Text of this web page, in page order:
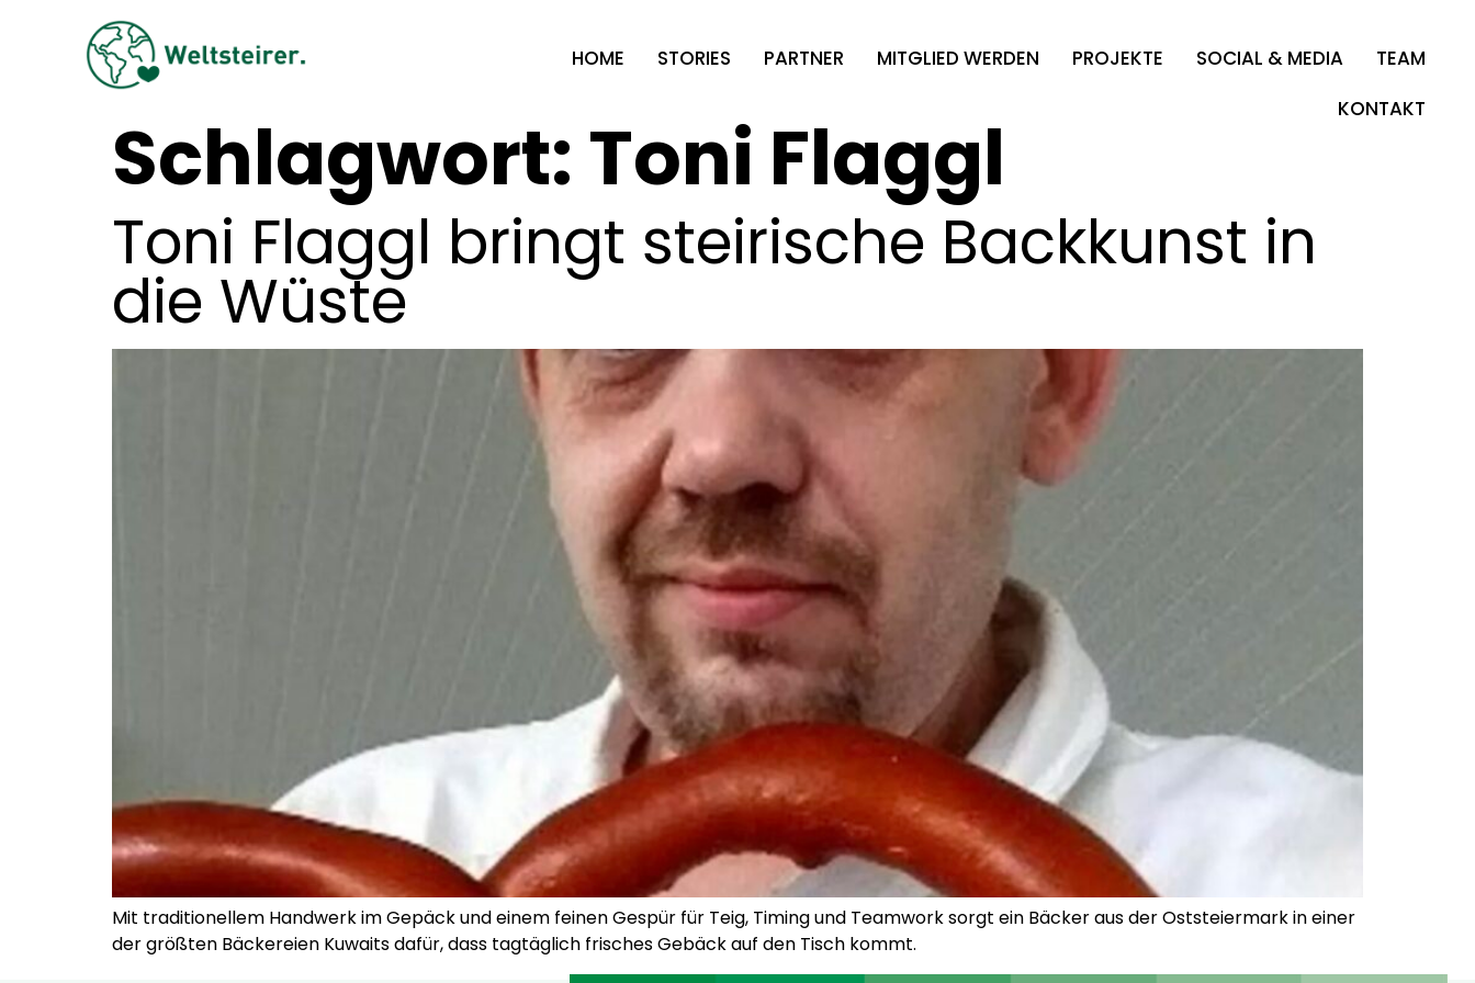
HOME STORIES PARTNER MITGLIED WERDEN PROJEKTE SOCIAL & MEDIA
TEAM
KONTAKT
Schlagwort: Toni Flaggl
Toni Flaggl bringt steirische Backkunst in
die Wüste
Mit traditionellem Handwerk im Gepäck und einem feinen Gespür für Teig, Timing und Teamwork sorgt ein Bäcker aus der Oststeiermark in einer
der größten Bäckereien Kuwaits dafür, dass tagtäglich frisches Gebäck auf den Tisch kommt.